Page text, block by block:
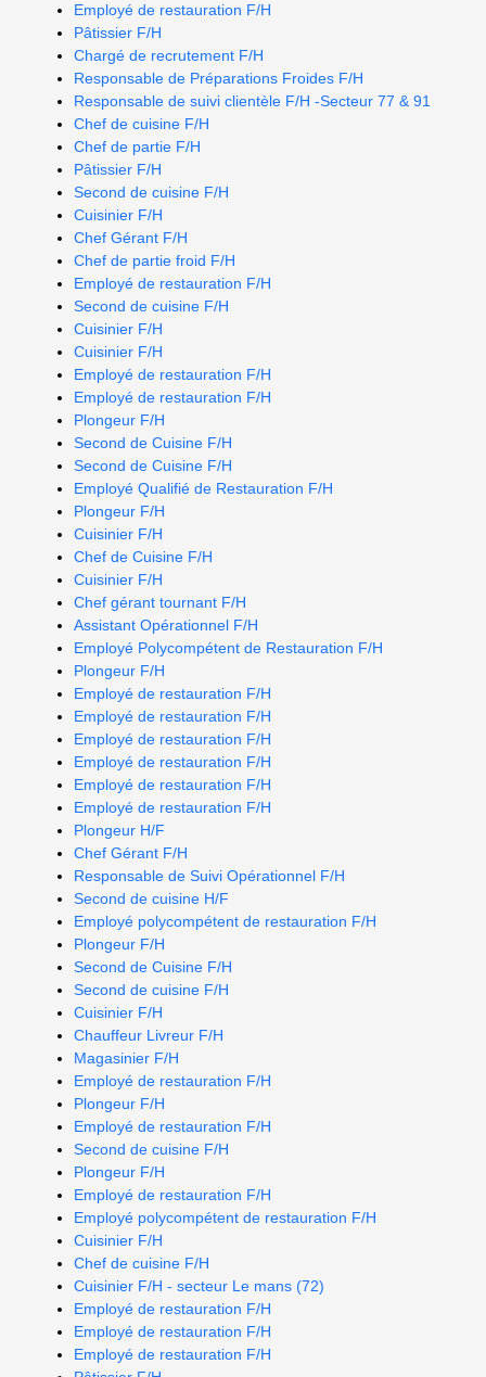
Employé de restauration F/H
Pâtissier F/H
Chargé de recrutement F/H
Responsable de Préparations Froides F/H
Responsable de suivi clientèle F/H -Secteur 77 & 91
Chef de cuisine F/H
Chef de partie F/H
Pâtissier F/H
Second de cuisine F/H
Cuisinier F/H
Chef Gérant F/H
Chef de partie froid F/H
Employé de restauration F/H
Second de cuisine F/H
Cuisinier F/H
Cuisinier F/H
Employé de restauration F/H
Employé de restauration F/H
Plongeur F/H
Second de Cuisine F/H
Second de Cuisine F/H
Employé Qualifié de Restauration F/H
Plongeur F/H
Cuisinier F/H
Chef de Cuisine F/H
Cuisinier F/H
Chef gérant tournant F/H
Assistant Opérationnel F/H
Employé Polycompétent de Restauration F/H
Plongeur F/H
Employé de restauration F/H
Employé de restauration F/H
Employé de restauration F/H
Employé de restauration F/H
Employé de restauration F/H
Employé de restauration F/H
Plongeur H/F
Chef Gérant F/H
Responsable de Suivi Opérationnel F/H
Second de cuisine H/F
Employé polycompétent de restauration F/H
Plongeur F/H
Second de Cuisine F/H
Second de cuisine F/H
Cuisinier F/H
Chauffeur Livreur F/H
Magasinier F/H
Employé de restauration F/H
Plongeur F/H
Employé de restauration F/H
Second de cuisine F/H
Plongeur F/H
Employé de restauration F/H
Employé polycompétent de restauration F/H
Cuisinier F/H
Chef de cuisine F/H
Cuisinier F/H - secteur Le mans (72)
Employé de restauration F/H
Employé de restauration F/H
Employé de restauration F/H